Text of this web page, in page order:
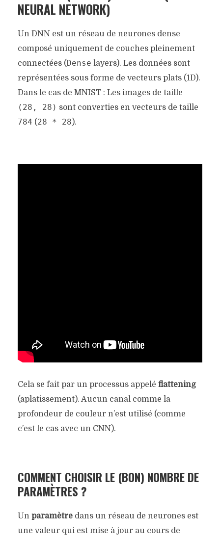
NEURAL NETWORK)
Un DNN est un réseau de neurones dense
composé uniquement de couches pleinement
connectées (Dense layers). Les données sont
représentées sous forme de vecteurs plats (1D).
Dans le cas de MNIST : Les images de taille
(28, 28) sont converties en vecteurs de taille
784 (28 * 28).
Cela se fait par un processus appelé flattening
(aplatissement). Aucun canal comme la
profondeur de couleur n’est utilisé (comme
c’est le cas avec un CNN).
COMMENT CHOISIR LE (BON) NOMBRE DE
PARAMÈTRES ?
Un paramètredans un réseau de neurones est
une valeur qui est mise à jour au cours de